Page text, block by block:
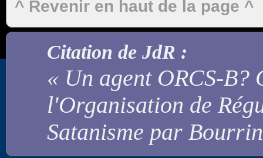
^ Revenir en haut de la page ^
Citation de JdR :
« Un agent ORCS-B?
l'Organisation de
Satanisme par